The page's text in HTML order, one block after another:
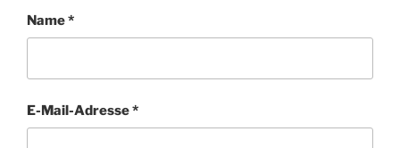
Name*
E-Mail-Adresse*